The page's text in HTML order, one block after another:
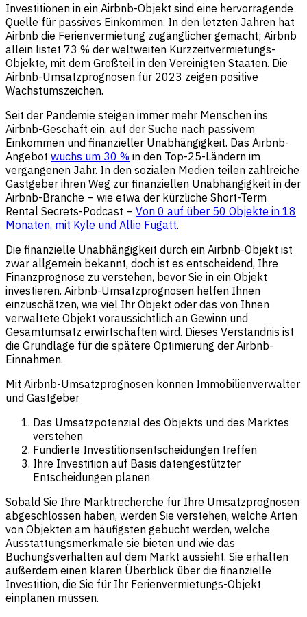
Investitionen in ein Airbnb-Objekt sind eine hervorragende
Quelle für passives Einkommen. In den letzten Jahren hat
Airbnb die Ferienvermietung zugänglicher gemacht; Airbnb
allein listet 73 % der weltweiten Kurzzeitvermietungs-
Objekte, mit dem Großteil in den Vereinigten Staaten. Die
Airbnb-Umsatzprognosen für 2023 zeigen positive
Wachstumszeichen.
Seit der Pandemie steigen immer mehr Menschen ins
Airbnb-Geschäft ein, auf der Suche nach passivem
Einkommen und finanzieller Unabhängigkeit. Das Airbnb-
Angebot wuchs um 30 % in den Top-25-Ländern im
vergangenen Jahr. In den sozialen Medien teilen zahlreiche
Gastgeber ihren Weg zur finanziellen Unabhängigkeit in der
Airbnb-Branche – wie etwa der kürzliche Short-Term
Rental Secrets-Podcast – Von 0 auf über 50 Objekte in 18
Monaten, mit Kyle und Allie Fugatt.
Die finanzielle Unabhängigkeit durch ein Airbnb-Objekt ist
zwar allgemein bekannt, doch ist es entscheidend, Ihre
Finanzprognose zu verstehen, bevor Sie in ein Objekt
investieren. Airbnb-Umsatzprognosen helfen Ihnen
einzuschätzen, wie viel Ihr Objekt oder das von Ihnen
verwaltete Objekt voraussichtlich an Gewinn und
Gesamtumsatz erwirtschaften wird. Dieses Verständnis ist
die Grundlage für die spätere Optimierung der Airbnb-
Einnahmen.
Mit Airbnb-Umsatzprognosen können Immobilienverwalter
und Gastgeber
Das Umsatzpotenzial des Objekts und des Marktes
verstehen
Fundierte Investitionsentscheidungen treffen
Ihre Investition auf Basis datengestützter
Entscheidungen planen
Sobald Sie Ihre Marktrecherche für Ihre Umsatzprognosen
abgeschlossen haben, werden Sie verstehen, welche Arten
von Objekten am häufigsten gebucht werden, welche
Ausstattungsmerkmale sie bieten und wie das
Buchungsverhalten auf dem Markt aussieht. Sie erhalten
außerdem einen klaren Überblick über die finanzielle
Investition, die Sie für Ihr Ferienvermietungs-Objekt
einplanen müssen.